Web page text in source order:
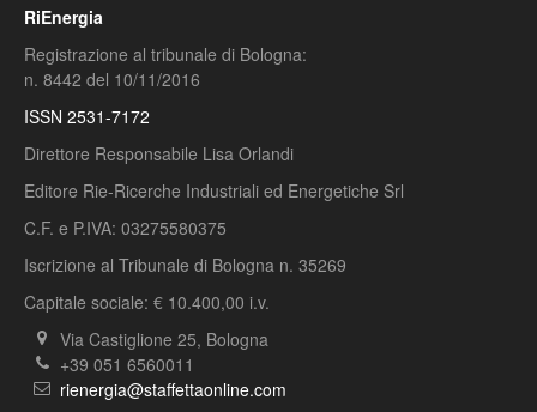
RiEnergia
Registrazione al tribunale di Bologna:
n. 8442 del 10/11/2016
ISSN 2531-7172
Direttore Responsabile Lisa Orlandi
Editore Rie-Ricerche Industriali ed Energetiche Srl
C.F. e P.IVA: 03275580375
Iscrizione al Tribunale di Bologna n. 35269
Capitale sociale: € 10.400,00 i.v.
Via Castiglione 25, Bologna
+39 051 6560011
rienergia@staffettaonline.com